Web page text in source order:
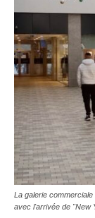
La galerie
avec l'arrivée de "New